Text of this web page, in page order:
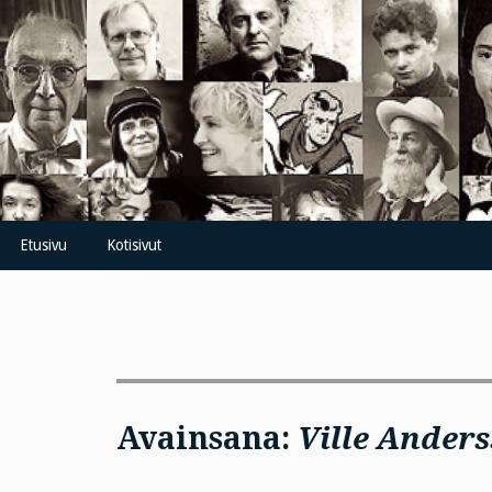
Skip
to
content
Etusivu Kotisivut
Avainsana: Ville